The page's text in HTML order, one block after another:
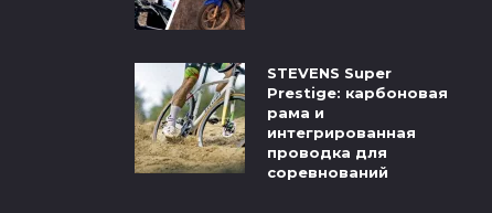
STEVENS Super
Prestige: карбоновая
рама и
интегрированная
проводка для
соревнований